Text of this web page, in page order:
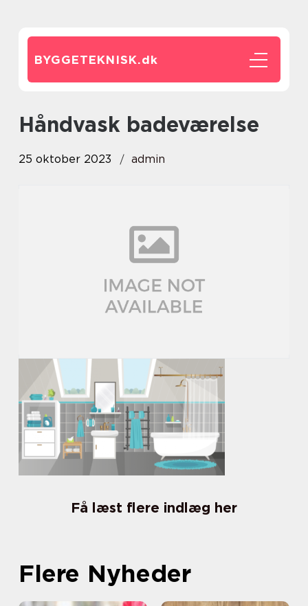
BYGGETEKNISK.dk
håndvask badeværelse
25 oktober 2023 admin
Få læst flere indlæg her
Flere Nyheder